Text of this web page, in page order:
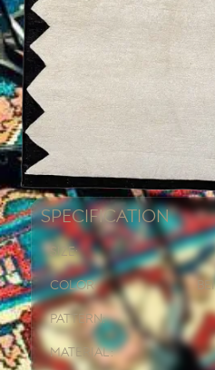
Specification
Size:
Color:
Pattern:
Material: